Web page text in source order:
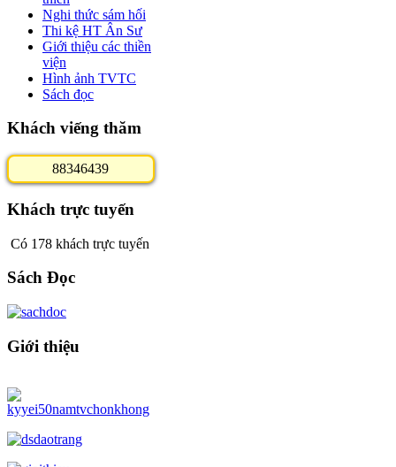
Nghi thức sám hối
Thi kệ HT Ân Sư
Giới thiệu các thiền
viện
Hình ảnh TVTC
Sách đọc
Khách viếng thăm
88346439
Khách trực tuyến
Có 178 khách trực tuyến
Sách Đọc
Giới thiệu